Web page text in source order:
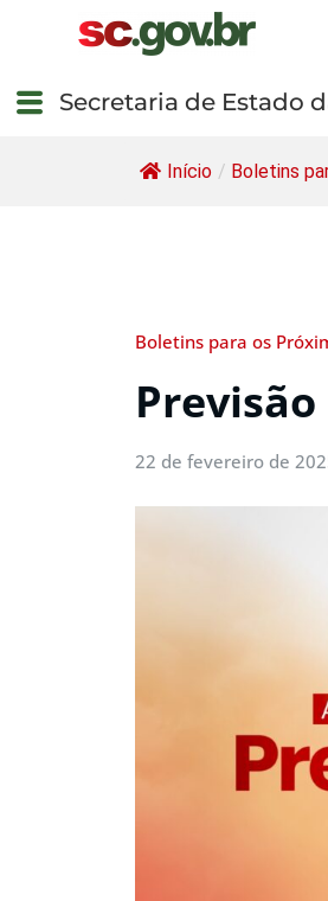
Secretaria de Estado
Início / Boletins
Boletins para os
22 de fevereiro de